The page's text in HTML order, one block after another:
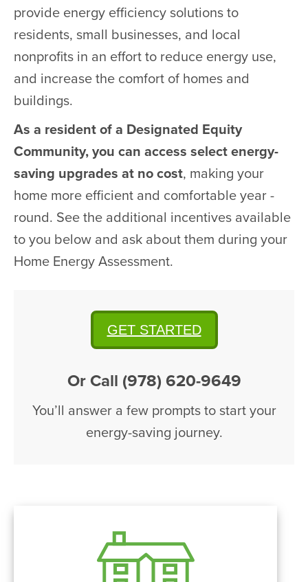
provide energy efficiency solutions to
residents, small businesses, and local
nonprofits in an effort to reduce energy use,
and increase the comfort of homes and
buildings.
As a resident of a Designated Equity
Community, you can access select energy-
saving upgrades at no cost, making your
home more efficient and comfortable year -
round. See the additional incentives available
to you below and ask about them during your
Home Energy Assessment.
GET STARTED
Or Call (978) 620-9649
You’ll answer a few prompts to start your
energy-saving journey.